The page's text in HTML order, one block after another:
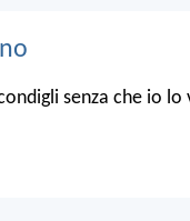
senza che io lo